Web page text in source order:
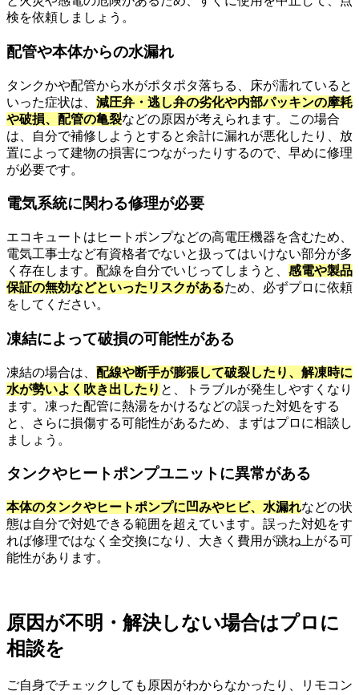
検を依頼しましょう。
配管や本体からの水漏れ
タンクかや配管から水がポタポタ落ちる、床が濡れていると
いった症状は、 減圧弁・逃し弁の劣化や内部パッキンの摩耗
や破損、配管の亀裂などの原因が考えられます。この場合
は、自分で補修しようとすると余計に漏れが悪化したり、放
置によって建物の損害につながったりするので、早めに修理
が必要です。
電気系統に関わる修理が必要
エコキュートはヒートポンプなどの高電圧機器を含むため、
電気工事士など有資格者でないと扱ってはいけない部分が多
く存在します。配線を自分でいじってしまうと、 感電や製品
保証の無効などといったリスクがあるため、必ずプロに依頼
をしてください。
凍結によって破損の可能性がある
凍結の場合は、 配線や断手が膨張して破裂したり、解凍時に
水が勢いよく吹き出したり と、トラブルが発生しやすくなり
ます。凍った配管に熱湯をかけるなどの誤った対処をする
と、さらに損傷する可能性があるため、まずはプロに相談し
ましょう。
タンクやヒートポンプユニットに異常がある
本体のタンクやヒートポンプに凹みやヒビ、水漏れなどの状
態は自分で対処できる範囲を超えています。誤った対処をす
れば修理ではなく全交換になり、大きく費用が跳ね上がる可
能性があります。
原因が不明・解決しない場合はプロに
相談を
ご自身でチェックしても原因がわからなかったり、リモコン